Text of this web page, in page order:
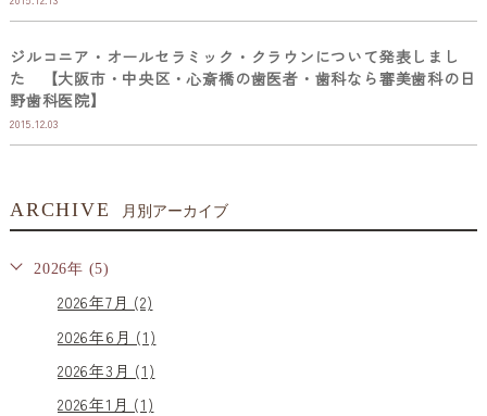
ジルコニア・オールセラミック・クラウンについて発表しまし
た 【大阪市・中央区・心斎橋の歯医者・歯科なら審美歯科の日
野歯科医院】
2015.12.03
ARCHIVE 月別アーカイブ
2026年 (5)
2026年7月 (2)
2026年6月 (1)
2026年3月 (1)
2026年1月 (1)